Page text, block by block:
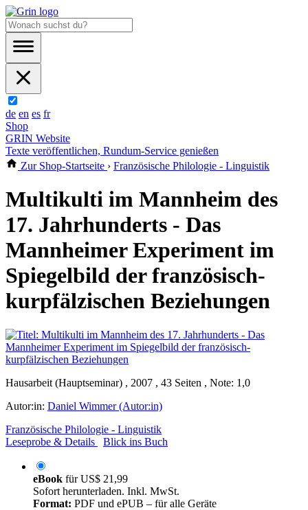
de en es fr
Shop
GRIN Website
Texte veröffentlichen, Rundum-Service genießen
Zur Shop-Startseite › Französische Philologie - Linguistik
Multikulti im Mannheim des
17. Jahrhunderts - Das
Mannheimer Experiment im
Spiegelbild der französisch-
kurpfälzischen Beziehungen
Hausarbeit (Hauptseminar) , 2007 , 43 Seiten , Note: 1,0
Autor:in: Daniel Wimmer (Autor:in)
Französische Philologie - Linguistik
Leseprobe & Details
Blick ins Buch
eBook fürUS$ 21,99
Sofort herunterladen. Inkl. MwSt.
Format: PDF und ePUB – für alle Geräte